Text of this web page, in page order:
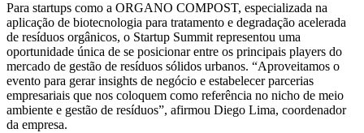
Para startups como a ORGANO COMPOST, especializada na
aplicação de biotecnologia para tratamento e degradação acelerada
de resíduos orgânicos, o Startup Summit representou uma
oportunidade única de se posicionar entre os principais players do
mercado de gestão de resíduos sólidos urbanos. “Aproveitamos o
evento para gerar insights de negócio e estabelecer parcerias
empresariais que nos coloquem como referência no nicho de meio
ambiente e gestão de resíduos”, afirmou Diego Lima, coordenador
da empresa.